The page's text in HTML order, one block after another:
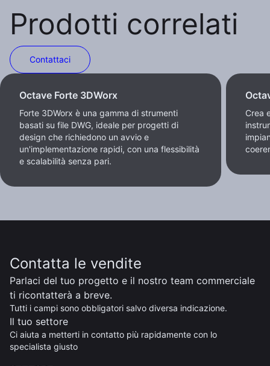
Prodotti correlati
Contattaci
Octave Forte 3DWorx
Forte 3DWorx è una gamma di strumenti
basati su file DWG, ideale per progetti di
design che richiedono un avvio e
un'implementazione rapidi, con una flessibilità
e scalabilità senza pari.
Crea
Contatta le vendite
Parlaci del tuo progetto e il nostro team commerciale
ti ricontatterà a breve.
Tutti i campi sono obbligatori salvo diversa indicazione.
Il tuo settore
Ci aiuta a metterti in contatto più rapidamente con lo
specialista giusto